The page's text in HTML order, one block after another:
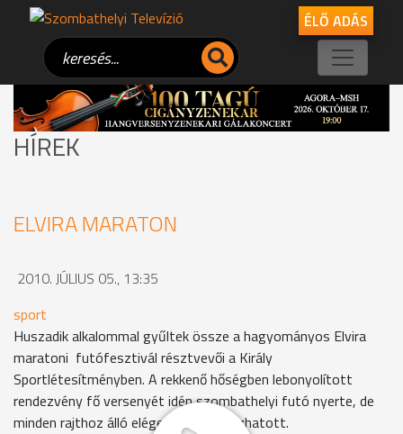
ÉLŐ ADÁS
HÍREK
ELVIRA MARATON
2010. JÚLIUS 05., 13:35
sport
Huszadik alkalommal gyűltek össze a hagyományos Elvira
maratoni futófesztivál résztvevői a Király
Sportlétesítményben. A rekkenő hőségben lebonyolított
rendezvény fő versenyét idén szombathelyi futó nyerte, de
minden rajthoz álló elégedetten távozhatott.